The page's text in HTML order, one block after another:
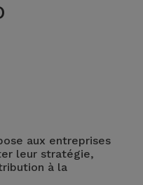
aux entreprises
leur stratégie,
à la